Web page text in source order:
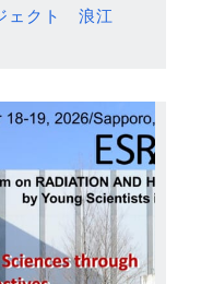
ェクト 浪江